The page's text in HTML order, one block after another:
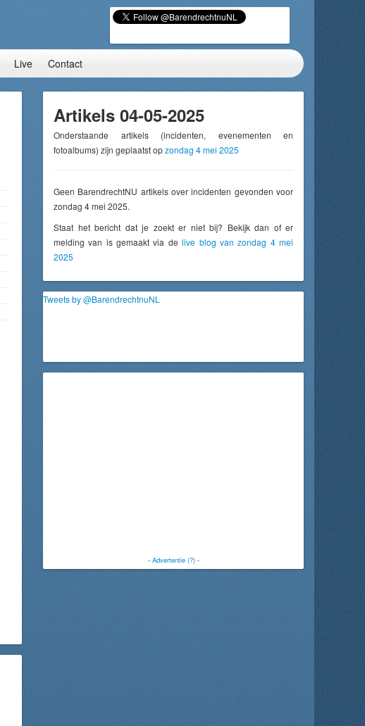
Live Contact
Artikels 04-05-2025
Onderstaande artikels (incidenten, evenementen en
fotoalbums) zijn geplaatst opzondag 4 mei 2025
Geen BarendrechtNU artikels over incidenten gevonden voor
zondag 4 mei 2025.
Staat het bericht dat je zoekt er niet bij? Bekijk dan of er
melding van is gemaakt via delive blog van zondag 4 mei
2025
Tweets by @BarendrechtnuNL
- Advertentie (?)-